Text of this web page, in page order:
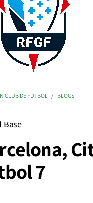
CLUB DE FÚTBOL BLOGS
Base
7